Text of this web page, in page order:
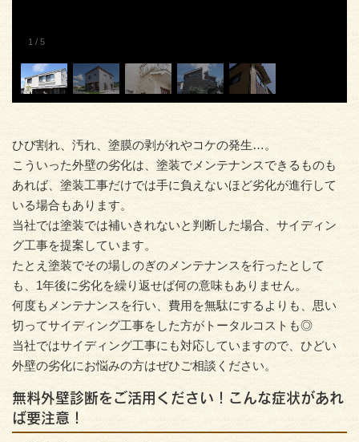
1 / 5
ひび割れ、汚れ、塗膜の剥がれやコケの発生…。
こういった外壁の劣化は、塗装でメンテナンスできるものも
あれば、塗装工事だけでは手に負えないほど劣化が進行して
いる場合もあります。
当社では塗装では補いきれないと判断した場合、サイディン
グ工事を提案しています。
たとえ塗装でその場しのぎのメンテナンスを行ったとして
も、1年後に劣化を繰り返せば何の意味もありません。
何度もメンテナンスを行い、費用を無駄にするよりも、思い
切ってサイディング工事をした方がトータルコストも◎
当社ではサイディング工事にも対応していますので、ひどい
外壁の劣化にお悩みの方はぜひご相談ください。
無料外壁診断をご活用ください！こんな症状があれ
ば要注意！